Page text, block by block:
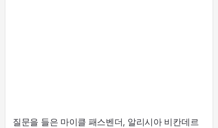
질문을 들은 마이클 패스벤더, 알리시아 비칸데르